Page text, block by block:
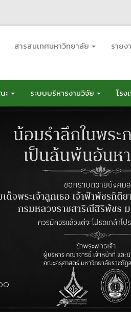
สารสนเทศมหาวิทยาลัย รายง
ะ ระบบบริหารงานวิจัย โรง